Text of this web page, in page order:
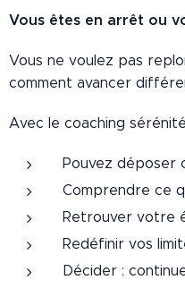
Vous êtes en arrêt ou
Vous ne voulez pas
comment avancer
Avec le coaching
Pouvez déposer
Comprendre ce
Retrouver votre
Redéfinir vos
Décider :